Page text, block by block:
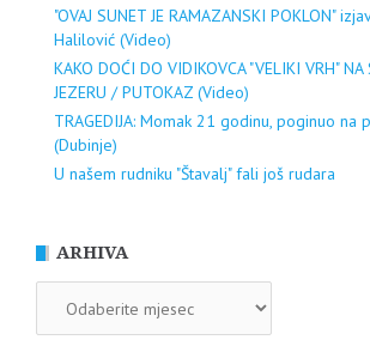
"OVAJ SUNET JE RAMAZANSKI POKLON"
Halilović (Video)
KAKO DOĆI DO VIDIKOVCA "VELIKI VRH" NA
JEZERU / PUTOKAZ (Video)
TRAGEDIJA: Momak 21 godinu, poginuo na
(Dubinje)
U našem rudniku "Štavalj" fali još rudara
ARHIVA